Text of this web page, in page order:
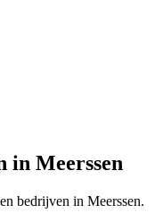
in Meerssen
bedrijven in Meerssen.